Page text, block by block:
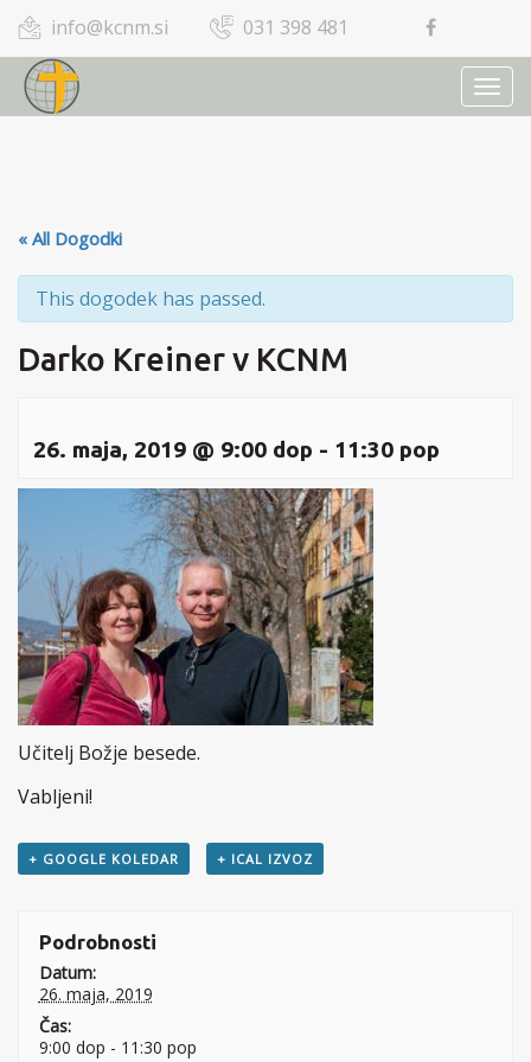
info@kcnm.si 031 398 481
« All Dogodki
This dogodek has passed.
Darko Kreiner v KCNM
26. maja, 2019 @ 9:00 dop - 11:30 pop
Učitelj Božje besede.
Vabljeni!
+ GOOGLE KOLEDAR + ICAL IZVOZ
Podrobnosti
Datum:
26. maja, 2019
Čas:
9:00 dop - 11:30 pop